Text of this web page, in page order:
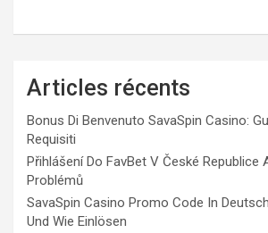
Articles récents
Bonus Di Benvenuto SavaSpin Casino:
Requisiti
Přihlášení Do FavBet V České Republice
Problémů
SavaSpin Casino Promo Code In
Und Wie Einlösen